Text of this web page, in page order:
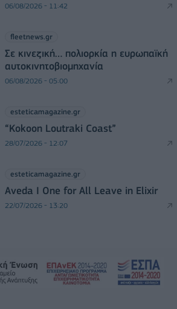
06/08/2026 - 11:42
fleetnews.gr
Σε κινεζική… πολιορκία η ευρωπαϊκή
αυτοκινητοβιομηχανία
06/08/2026 - 05:00
esteticamagazine.gr
“Kokoon Loutraki Coast”
28/07/2026 - 12:07
esteticamagazine.gr
Aveda I One for All Leave in Elixir
22/07/2026 - 13:20